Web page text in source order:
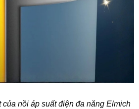
của nồi áp suất điện đa năng Elmich